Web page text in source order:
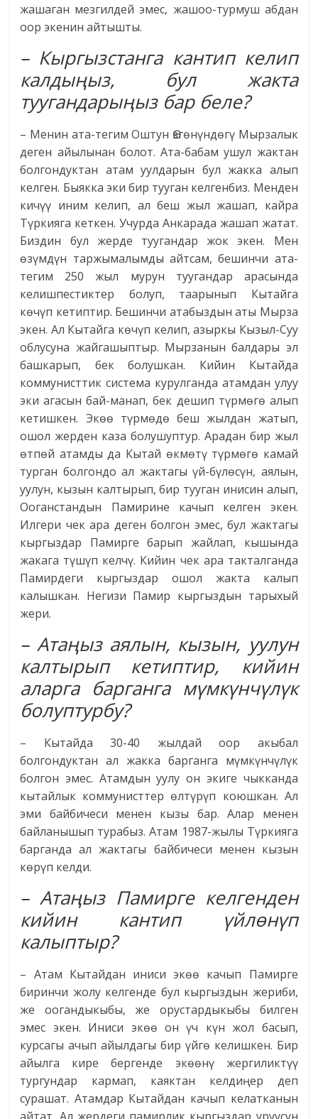
жашаган мезгилдей эмес, жашоо-турмуш абдан
оор экенин айтышты.
– Кыргызстанга кантип келип
калдыңыз, бул жакта
туугандарыңыз бар беле?
– Менин ата-тегим Оштун Өзгөнүндөгү Мырзалык
деген айылынан болот. Ата-бабам ушул жактан
болгондуктан атам уулдарын бул жакка алып
келген. Быякка эки бир тууган келгенбиз. Менден
кичүү иним келип, ал беш жыл жашап, кайра
Түркияга кеткен. Учурда Анкарада жашап жатат.
Биздин бул жерде туугандар жок экен. Мен
өзүмдүн таржымалымды айтсам, бешинчи ата-
тегим 250 жыл мурун туугандар арасында
келишпестиктер болуп, таарынып Кытайга
көчүп кетиптир. Бешинчи атабыздын аты Мырза
экен. Ал Кытайга көчүп келип, азыркы Кызыл-Суу
облусуна жайгашыптыр. Мырзанын балдары эл
башкарып, бек болушкан. Кийин Кытайда
коммунисттик система курулганда атамдан улуу
эки агасын бай-манап, бек дешип түрмөгө алып
кетишкен. Экөө түрмөдө беш жылдан жатып,
ошол жерден каза болушуптур. Арадан бир жыл
өтпөй атамды да Кытай өкмөтү түрмөгө камай
турган болгондо ал жактагы үй-бүлөсүн, аялын,
уулун, кызын калтырып, бир тууган инисин алып,
Ооганстандын Памирине качып келген экен.
Илгери чек ара деген болгон эмес, бул жактагы
кыргыздар Памирге барып жайлап, кышында
жакага түшүп келчү. Кийин чек ара такталганда
Памирдеги кыргыздар ошол жакта калып
калышкан. Негизи Памир кыргыздын тарыхый
жери.
– Атаңыз аялын, кызын, уулун
калтырып кетиптир, кийин
аларга барганга мүмкүнчүлүк
болуптурбу?
– Кытайда 30-40 жылдай оор акыбал
болгондуктан ал жакка барганга мүмкүнчүлүк
болгон эмес. Атамдын уулу он экиге чыкканда
кытайлык коммунисттер өлтүрүп коюшкан. Ал
эми байбичеси менен кызы бар. Алар менен
байланышып турабыз. Атам 1987-жылы Түркияга
барганда ал жактагы байбичеси менен кызын
көрүп келди.
– Атаңыз Памирге келгенден
кийин кантип үйлөнүп
калыптыр?
– Атам Кытайдан иниси экөө качып Памирге
биринчи жолу келгенде бул кыргыздын жериби,
же оогандыкыбы, же орустардыкыбы билген
эмес экен. Иниси экөө он үч күн жол басып,
курсагы ачып айылдагы бир үйгө келишкен. Бир
айылга кире бергенде экөөнү жергиликтүү
тургундар кармап, каяктан келдиңер деп
сурашат. Атамдар Кытайдан качып келатканын
айтат. Ал жердеги памирлик кыргыздар уруусун